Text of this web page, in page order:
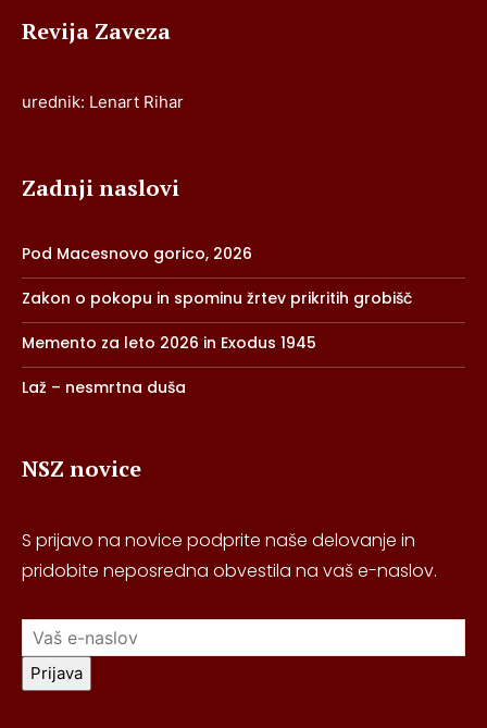
Revija Zaveza
urednik: Lenart Rihar
Zadnji naslovi
Pod Macesnovo gorico, 2026
Zakon o pokopu in spominu žrtev prikritih grobišč
Memento za leto 2026 in Exodus 1945
Laž – nesmrtna duša
NSZ novice
S prijavo na novice podprite naše delovanje in
pridobite neposredna obvestila na vaš e-naslov.
Prijava